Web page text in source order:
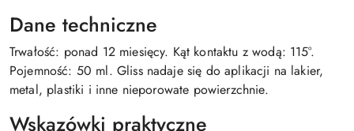
Dane techniczne
Trwałość: ponad 12 miesięcy. Kąt kontaktu z wodą: 115°.
Pojemność: 50 ml. Gliss nadaje się do aplikacji na lakier,
metal, plastiki i inne nieporowate powierzchnie.
Wskazówki praktyczne